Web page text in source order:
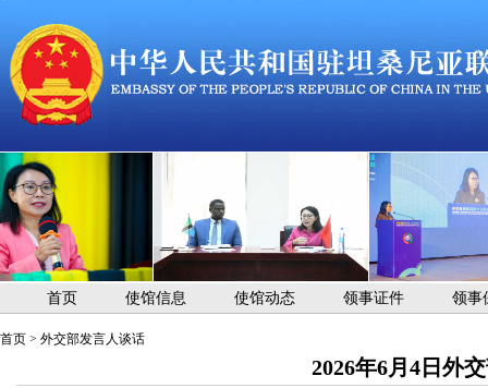
首页 使馆信息 使馆动态 领事证件 领事
首页 > 外交部发言人谈话
2026年6月4日外